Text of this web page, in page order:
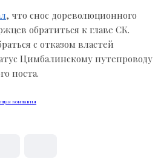
, что снос дореволюционного
обратиться к главе СК.
с отказом властей
Цимбалинскому путепроводу
поста.
компания